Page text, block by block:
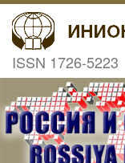
ISSN 1726-5223